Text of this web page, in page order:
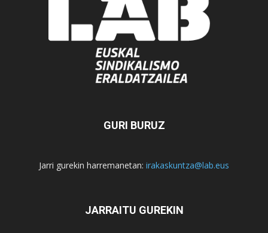
GURI BURUZ
Jarri gurekin harremanetan: irakaskuntza@lab.eus
JARRAITU GUREKIN